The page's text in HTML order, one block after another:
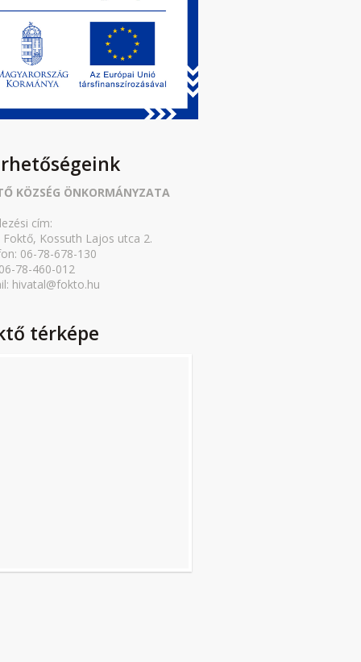
KÖZSÉG ÖNKORMÁNYZATA
cím:
Foktő, Kossuth Lajos utca 2.
06-78-678-130
78-460-012
hivatal@fokto.hu
térképe